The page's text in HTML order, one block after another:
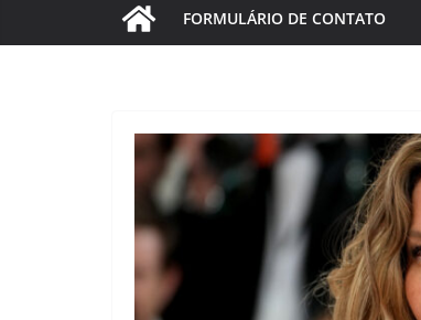
FORMULÁRIO DE CONTATO